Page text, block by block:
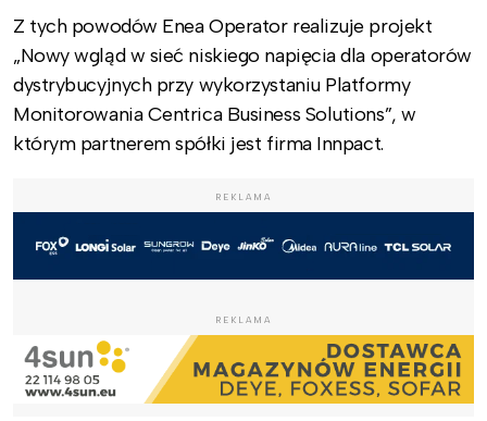
Z tych powodów Enea Operator realizuje projekt
„Nowy wgląd w sieć niskiego napięcia dla operatorów
dystrybucyjnych przy wykorzystaniu Platformy
Monitorowania Centrica Business Solutions”, w
którym partnerem spółki jest firma Innpact.
REKLAMA
REKLAMA